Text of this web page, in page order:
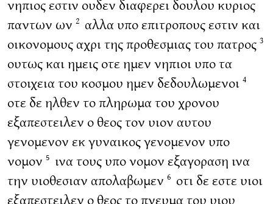
νηπιος εστιν ουδεν διαφερει δουλου κυριος
παντων ων 2 αλλα υπο επιτροπους εστιν και
οικονομους αχρι της προθεσμιας του πατρος 3
ουτως και ημεις οτε ημεν νηπιοι υπο τα
στοιχεια του κοσμου ημεν δεδουλωμενοι 4
οτε δε ηλθεν το πληρωμα του χρονου
εξαπεστειλεν ο θεος τον υιον αυτου
γενομενον εκ γυναικος γενομενον υπο
νομον 5 ινα τους υπο νομον εξαγοραση ινα
την υιοθεσιαν απολαβωμεν 6 οτι δε εστε υιοι
εξαπεστειλεν ο θεος το πνευμα του υιου